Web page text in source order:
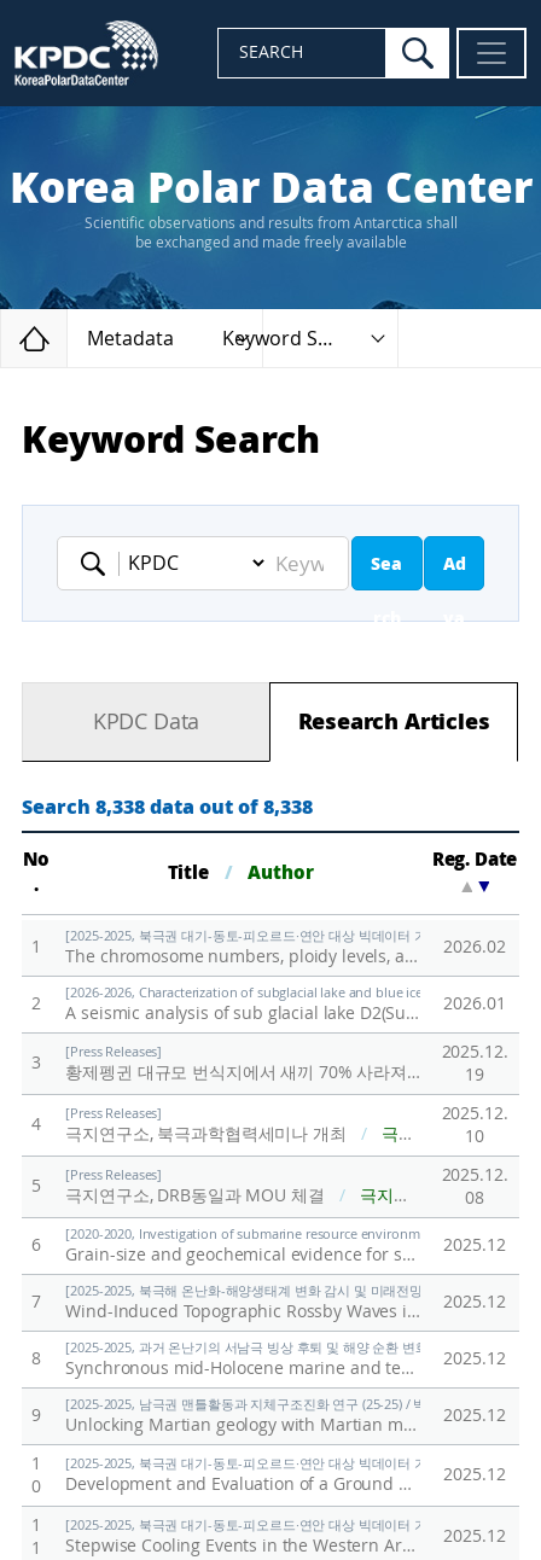
SEARCH search
Korea Polar Data Center
Scientific observations and results from Antarctica shall
be exchanged and made freely available
Home
Metadata Keyword Search
Keyword Search
Keyword
Sea
rch
Ad
va
ed
ar
ch
KPDC Data Research Articles
Search 8,338 data out of 8,338
No
.
Title / Author
Reg. Date
▲
1
[2025-2025, 북극권 대기-동토-피오르드·연안 대상 빅데이터 기반 기후변화 대응
The chromosome numbers, ploidy levels, and Genome sizes of Svalbard plants 2026.02
2
[2026-2026, Characterization of subglacial lake and blue ice in northern
A seismic analysis of sub glacial lake D2(Subglacial Lake Cheongsuk) beneath David Glacier, Antarctica 2026.01
3
[Press Releases]
황제펭귄 대규모 번식지에서 새끼 70% 사라져 극지연구소
2025.12.
19
4
[Press Releases]
극지연구소, 북극과학협력세미나 개최 / 극지연구소
2025.12.
10
5
[Press Releases]
극지연구소, DRB동일과 MOU 체결 / 극지연구소
2025.12.
08
6
[2020-2020, Investigation of submarine resource environment and seabed
Grain-size and geochemical evidence for sediment transport mechanisms in the northeastern part of the East Siberian Sea and on the adjacent continental slope 2025.12
7
[2025-2025, 북극해 온난화-해양생태계 변화 감시 및 미래전망 연구 (25-25) / 양은
Wind-Induced Topographic Rossby Waves in the Southwestern Slope of the Chukchi Abyssal Plain 2025.12
8
[2025-2025, 과거 온난기의 서남극 빙상 후퇴 및 해양 순환 변화 연구 (25-25) / 유
Synchronous mid-Holocene marine and terrestrial deglaciation in the Ross Sea, Antarctica 2025.12
9
[2025-2025, 남극권 맨틀활동과 지체구조진화 연구 (25-25) / 박숭현]
Unlocking Martian geology with Martian meteorites /
2025.12
1
0
[2025-2025, 북극권 대기-동토-피오르드·연안 대상 빅데이터 기반 기후변화 대응
Development and Evaluation of a Ground CO2 Measurement System 2025.12
1
1
[2025-2025, 북극권 대기-동토-피오르드·연안 대상 빅데이터 기반 기후변화 대응
Stepwise Cooling Events in the Western Arctic at 8.2 and 4.2 ka: Proxy Development and Application 2025.12